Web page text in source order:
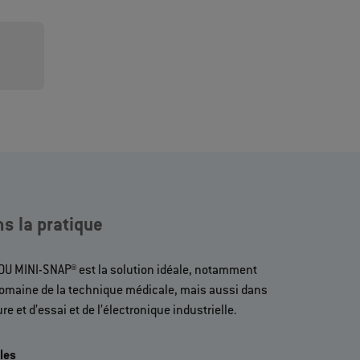
la pratique
MINI-SNAP® est la solution idéale, notamment
de la technique médicale, mais aussi dans
et d’essai et de l’électronique industrielle.